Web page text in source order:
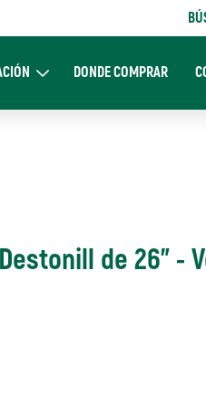
Comunicación
DONDE COMPRAR
de 26" -